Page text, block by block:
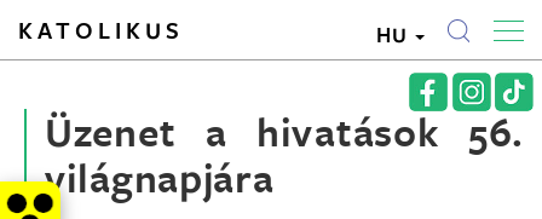
KATOLIKUS HU
Üzenet a hivatások 56.
világnapjára